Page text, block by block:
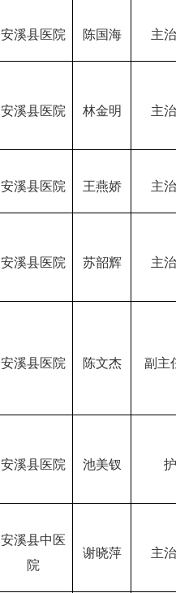
安溪县医院 陈国海 主
安溪县医院 林金明 主
安溪县医院 王燕娇 主
安溪县医院 苏韶辉 主
安溪县医院 陈文杰 副主
安溪县医院 池美钗
安溪县中医
院
谢晓萍 主